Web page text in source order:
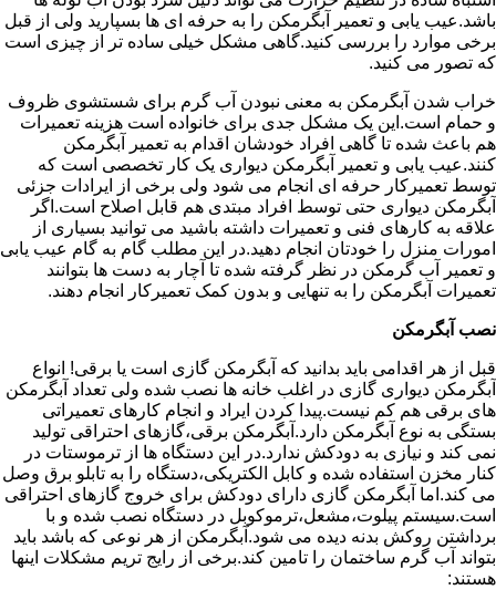
باشد.عیب یابی و تعمیر آبگرمکن را به حرفه ای ها بسپارید ولی از قبل
برخی موارد را بررسی کنید.گاهی مشکل خیلی ساده تر از چیزی است
که تصور می کنید.
خراب شدن آبگرمکن به معنی نبودن آب گرم برای شستشوی ظروف
و حمام است.این یک مشکل جدی برای خانواده است هزینه تعمیرات
هم باعث شده تا گاهی افراد خودشان اقدام به تعمیر آبگرمکن
کنند.عیب یابی و تعمیر آبگرمکن دیواری یک کار تخصصی است که
توسط تعمیرکار حرفه ای انجام می شود ولی برخی از ایرادات جزئی
آبگرمکن دیواری حتی توسط افراد مبتدی هم قابل اصلاح است.اگر
علاقه به کارهای فنی و تعمیرات داشته باشید می توانید بسیاری از
امورات منزل را خودتان انجام دهید.در این مطلب گام به گام عیب یابی
و تعمیر آب گرمکن در نظر گرفته شده تا آچار به دست ها بتوانند
تعمیرات آبگرمکن را به تنهایی و بدون کمک تعمیرکار انجام دهند.
نصب آبگرمکن
قبل از هر اقدامی باید بدانید که آبگرمکن گازی است یا برقی! انواع
آبگرمکن دیواری گازی در اغلب خانه ها نصب شده ولی تعداد آبگرمکن
های برقی هم کم نیست.پیدا کردن ایراد و انجام کارهای تعمیراتی
بستگی به نوع آبگرمکن دارد.آبگرمکن برقی،گازهای احتراقی تولید
نمی کند و نیازی به دودکش ندارد.در این دستگاه ها از ترموستات در
کنار مخزن استفاده شده و کابل الکتریکی،دستگاه را به تابلو برق وصل
می کند.اما آبگرمکن گازی دارای دودکش برای خروج گازهای احتراقی
است.سیستم پیلوت،مشعل،ترموکوبل در دستگاه نصب شده و با
برداشتن روکش بدنه دیده می شود.آبگرمکن از هر نوعی که باشد باید
بتواند آب گرم ساختمان را تامین کند.برخی از رایج تریم مشکلات اینها
هستند: